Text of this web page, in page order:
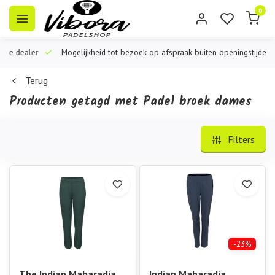
0
dealer Mogelijkheid tot bezoek op afspraak buiten openingstijden
Terug
Producten getagd met Padel broek dames
Filters
-23%